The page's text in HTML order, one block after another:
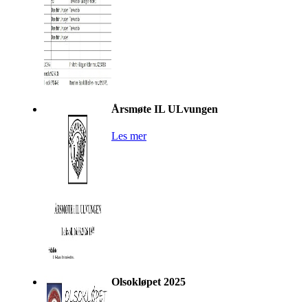
Årsmøte IL ULvungen
Les mer
Olsokløpet 2025